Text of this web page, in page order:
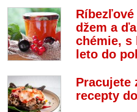
džem a
chémie, s
leto do
Pracujete
recepty